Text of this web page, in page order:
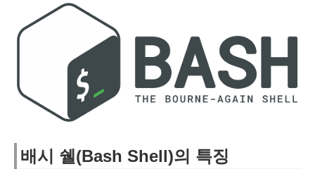
June 2020 (1)
(32)
(40)
May 2019 (9)
April 2019(1)
January 2019(4)
배시 쉘(Bash Shell)의 특징